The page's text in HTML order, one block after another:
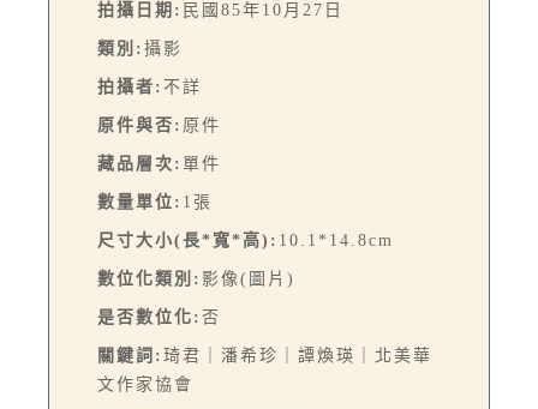
拍攝日期: 民國85年10月27日
類別: 攝影
拍攝者: 不詳
原件與否: 原件
藏品層次: 單件
數量單位: 1張
尺寸大小(長*寬*高): 10.1*14.8cm
數位化類別: 影像(圖片)
是否數位化: 否
關鍵詞: 琦君｜潘希珍｜譚煥瑛｜北美華
文作家協會